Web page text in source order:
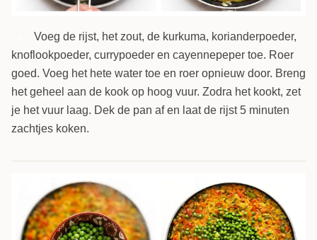
Voeg de rijst, het zout, de kurkuma, korianderpoeder,
knoflookpoeder, currypoeder en cayennepeper toe. Roer
goed. Voeg het hete water toe en roer opnieuw door. Breng
het geheel aan de kook op hoog vuur. Zodra het kookt, zet
je het vuur laag. Dek de pan af en laat de rijst 5 minuten
zachtjes koken.